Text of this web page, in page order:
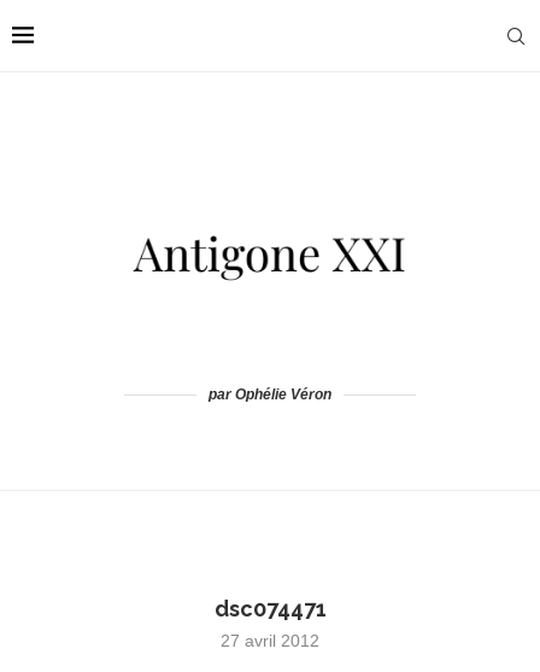
par Ophélie Véron
dsc074471
27 avril 2012